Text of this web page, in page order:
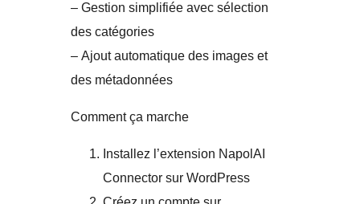
– Gestion simplifiée avec sélection
des catégories
– Ajout automatique des images et
des métadonnées
Comment ça marche
Installez l’extension NapolAI
Connector sur WordPress